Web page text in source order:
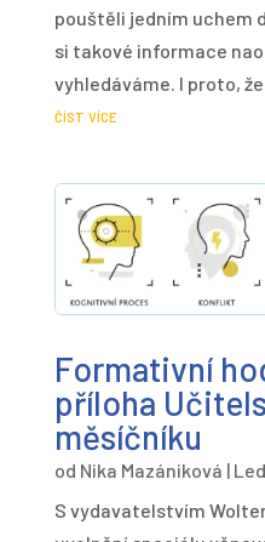
pouštěli jedním uchem
si takové informace
vyhledáváme. I proto,
číst více
Formativní
příloha
měsíčníku
od Nika Mazániková |
S vydavatelstvím